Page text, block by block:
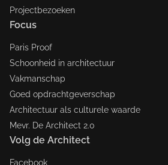
Projectbezoeken
Focus
Paris Proof
Schoonheid in architectuur
Vakmanschap
Goed opdrachtgeverschap
Architectuur als culturele waarde
Mevr. De Architect 2.0
Volg de Architect
Facebook